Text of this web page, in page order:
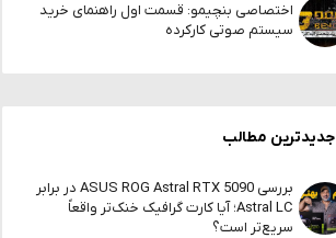
اختصاصی بنچیمو: قسمت اول راهنمای خرید
سیستم صوتی کارکرده
جدیدترین مطالب
بررسی ASUS ROG Astral RTX 5090 در برابر
Astral LC؛ آیا کارت گرافیک خنک‌تر واقعاً
سریع‌تر است؟